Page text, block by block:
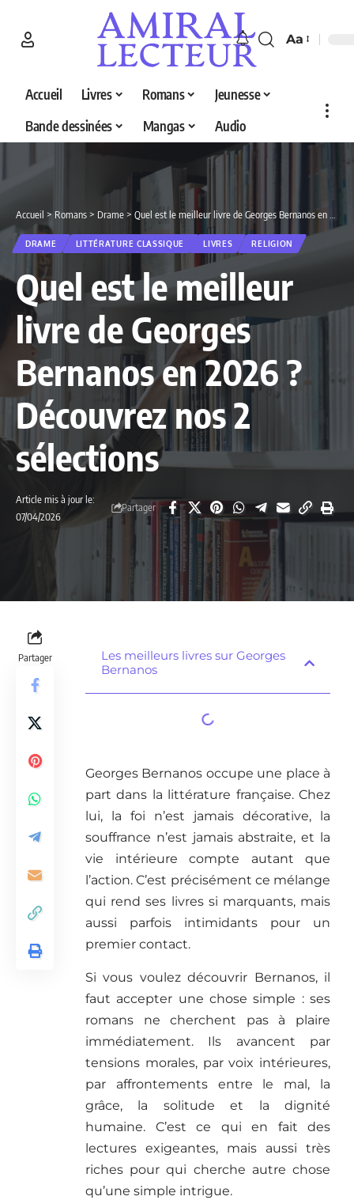
Aa
Accueil Livres Romans
Jeunesse
Bande dessinées
Mangas Audio
Accueil > Romans > Drame> Quel est le meilleur livre de Georges Bernanos en 2026 ? Découvrez nos 2 sélections
DRAME LITTÉRATURE CLASSIQUE LIVRES RELIGION
Quel est le meilleur
livre de Georges
Bernanos en 2026 ?
Découvrez nos 2
sélections
Article mis à jour le:
07/04/2026
Partager
Partager
Les meilleurs livres sur Georges
Bernanos
Georges Bernanos occupe une place à
part dans la littérature française. Chez
lui, la foi n’est jamais décorative, la
souffrance n’est jamais abstraite, et la
vie intérieure compte autant que
l’action. C’est précisément ce mélange
qui rend ses livres si marquants, mais
aussi parfois intimidants pour un
premier contact.
Si vous voulez découvrir Bernanos, il
faut accepter une chose simple : ses
romans ne cherchent pas à plaire
immédiatement. Ils avancent par
tensions morales, par voix intérieures,
par affrontements entre le mal, la
grâce, la solitude et la dignité
humaine. C’est ce qui en fait des
lectures exigeantes, mais aussi très
riches pour qui cherche autre chose
qu’une simple intrigue.